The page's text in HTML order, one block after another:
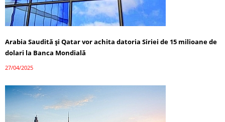
Arabia Saudită și Qatar vor achita datoria Siriei de 15 milioane de
dolari la Banca Mondială
27/04/2025